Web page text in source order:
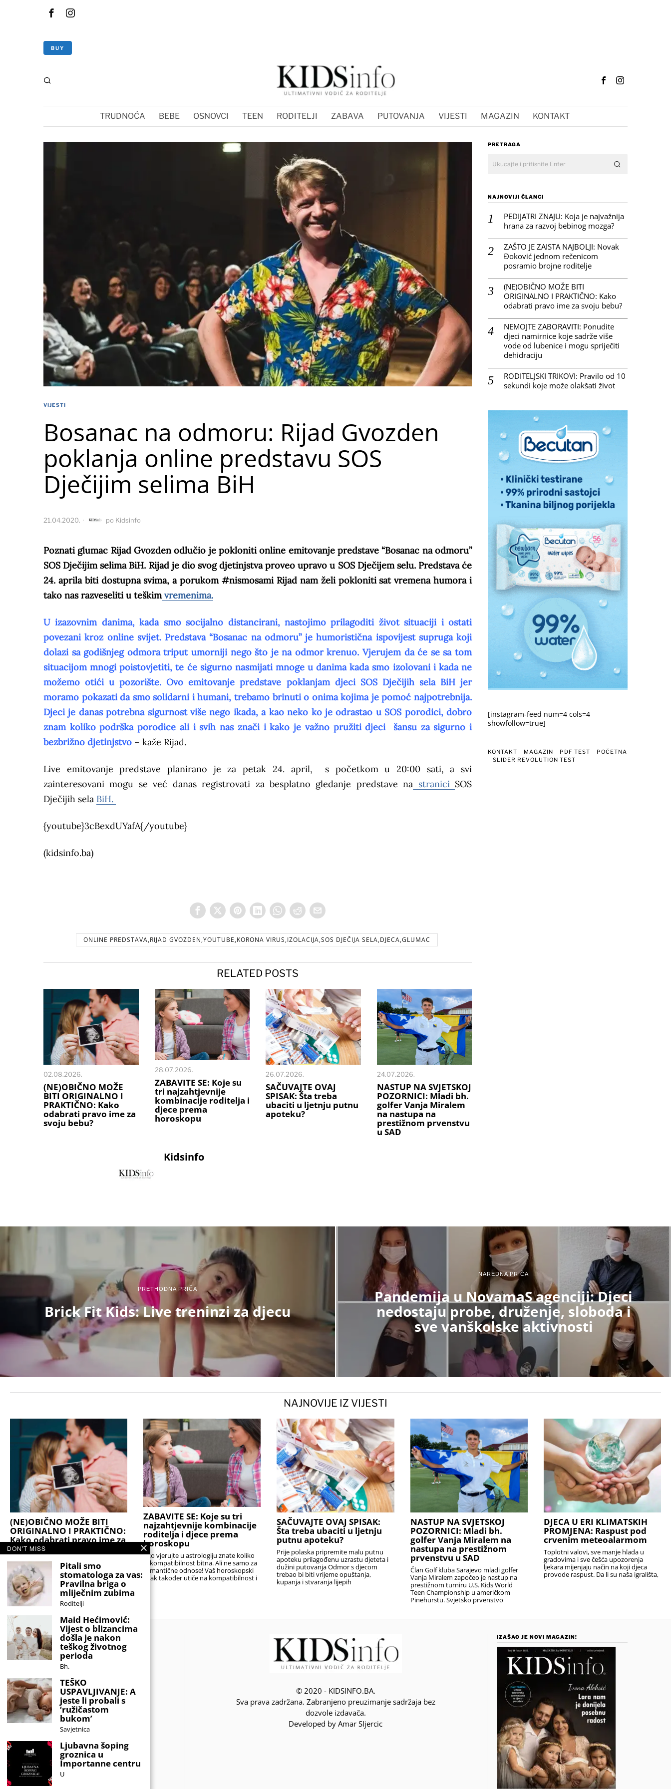
BUY
TRUDNOĆA BEBE OSNOVCI TEEN RODITELJI ZABAVA PUTOVANJA VIJESTI MAGAZIN KONTAKT
VIJESTI
Bosanac na odmoru: Rijad Gvozden
poklanja online predstavu SOS
Dječijim selima BiH
21.04.2020. po Kidsinfo
Poznati glumac Rijad Gvozden odlučio je pokloniti online emitovanje predstave “Bosanac na odmoru”
SOS Dječijim selima BiH. Rijad je dio svog djetinjstva proveo upravo u SOS Dječijem selu. Predstava će
24. aprila biti dostupna svima, a porukom #nismosami Rijad nam želi pokloniti sat vremena humora i
tako nas razveseliti u teškimvremenima.
U izazovnim danima, kada smo socijalno distancirani, nastojimo prilagoditi život situaciji i ostati
povezani kroz online svijet. Predstava “Bosanac na odmoru” je humoristična ispovijest supruga koji
dolazi sa godišnjeg odmora triput umorniji nego što je na odmor krenuo. Vjerujem da će se sa tom
situacijom mnogi poistovjetiti, te će sigurno nasmijati mnoge u danima kada smo izolovani i kada ne
možemo otići u pozorište. Ovo emitovanje predstave poklanjam djeci SOS Dječijih sela BiH jer
moramo pokazati da smo solidarni i humani, trebamo brinuti o onima kojima je pomoć najpotrebnija.
Djeci je danas potrebna sigurnost više nego ikada, a kao neko ko je odrastao u SOS porodici, dobro
znam koliko podrška porodice ali i svih nas znači i kako je važno pružiti djeci šansu za sigurno i
bezbrižno djetinjstvo – kaže Rijad.
Live emitovanje predstave planirano je za petak 24. april, s početkom u 20:00 sati, a svi
zainteresovani mogu se već danas registrovati za besplatno gledanje predstave na stranici SOS
Dječijih sela BiH.
{youtube}3cBexdUYafA{/youtube}
(kidsinfo.ba)
ONLINE PREDSTAVA,RIJAD GVOZDEN,YOUTUBE,KORONA VIRUS,IZOLACIJA,SOS DJEČIJA SELA,DJECA,GLUMAC
RELATED POSTS
02.08.2026.
(NE)OBIČNO MOŽE
BITI ORIGINALNO I
PRAKTIČNO: Kako
odabrati pravo ime za
svoju bebu?
28.07.2026.
ZABAVITE SE: Koje su
tri najzahtjevnije
kombinacije roditelja i
djece prema
horoskopu
26.07.2026.
SAČUVAJTE OVAJ
SPISAK: Šta treba
ubaciti u ljetnju putnu
apoteku?
24.07.2026.
NASTUP NA SVJETSKOJ
POZORNICI: Mladi bh.
golfer Vanja Miralem
na nastupa na
prestižnom prvenstvu
u SAD
Kidsinfo
PRETRAGA
NAJNOVIJI ČLANCI
PEDIJATRI ZNAJU: Koja je najvažnija
hrana za razvoj bebinog mozga?
ZAŠTO JE ZAISTA NAJBOLJI: Novak
Đoković jednom rečenicom
posramio brojne roditelje
(NE)OBIČNO MOŽE BITI
ORIGINALNO I PRAKTIČNO: Kako
odabrati pravo ime za svoju bebu?
NEMOJTE ZABORAVITI: Ponudite
djeci namirnice koje sadrže više
vode od lubenice i mogu spriječiti
dehidraciju
RODITELJSKI TRIKOVI: Pravilo od 10
sekundi koje može olakšati život
[instagram-feed num=4 cols=4
showfollow=true]
KONTAKT MAGAZIN PDF TEST
POČETNA
SLIDER REVOLUTION TEST
PRETHODNA PRIČA
Brick Fit Kids: Live treninzi za djecu
NAREDNA PRIČA
Pandemija u NovamaS agenciji: Djeci
nedostaju probe, druženje, sloboda i
sve vanškolske aktivnosti
NAJNOVIJE IZ VIJESTI
(NE)OBIČNO MOŽE BITI
ORIGINALNO I PRAKTIČNO:
Kako odabrati pravo ime za
svoju bebu?
Stručnjaci podsjećaju da je najbolji izbor
onaj koji će djetetu biti prednost, a ne
teret. Idealno ime nije nužno ono koje
nitko drugi nema,
ZABAVITE SE: Koje su tri
najzahtjevnije kombinacije
roditelja i djece prema
horoskopu
Ako vjerujte u astrologiju znate koliko
je kompatibilnost bitna. Ali ne samo za
romantične odnose! Vaš horoskopski
znak također utiče na kompatibilnost i
SAČUVAJTE OVAJ SPISAK:
Šta treba ubaciti u ljetnju
putnu apoteku?
Prije polaska pripremite malu putnu
apoteku prilagođenu uzrastu djeteta i
dužini putovanja Odmor s djecom
trebao bi biti vrijeme opuštanja,
kupanja i stvaranja lijepih
NASTUP NA SVJETSKOJ
POZORNICI: Mladi bh.
golfer Vanja Miralem na
nastupa na prestižnom
prvenstvu u SAD
Član Golf kluba Sarajevo mladi golfer
Vanja Miralem započeo je nastup na
prestižnom turniru U.S. Kids World
Teen Championship u američkom
Pinehurstu. Svjetsko prvenstvo
DJECA U ERI KLIMATSKIH
PROMJENA: Raspust pod
crvenim meteoalarmom
Toplotni valovi, sve manje hlada u
gradovima i sve češća upozorenja
ljekara mijenjaju način na koji djeca
provode raspust. Da li su naša igrališta,
© 2020 - KIDSINFO.BA.
Sva prava zadržana. Zabranjeno preuzimanje sadržaja bez
dozvole izdavača.
Developed by Amar SIjercic
IZAŠAO JE NOVI MAGAZIN!
DON'T MISS
Pitali smo
stomatologa za vas:
Pravilna briga o
mliječnim zubima
Roditelji
Maid Hećimović:
Vijest o blizancima
došla je nakon
teškog životnog
perioda
Bh.
TEŠKO
USPAVLJIVANJE: A
jeste li probali s
‘ružičastom
bukom’
Savjetnica
Ljubavna šoping
groznica u
Importanne centru
U